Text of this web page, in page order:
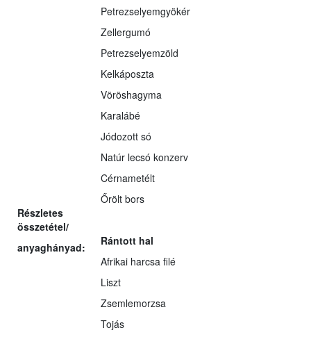
Részletes
összetétel/
anyaghányad:
Petrezselyemgyökér
Zellergumó
Petrezselyemzöld
Kelkáposzta
Vöröshagyma
Karalábé
Jódozott só
Natúr lecsó konzerv
Cérnametélt
Őrölt bors
Rántott hal
Afrikai harcsa filé
Liszt
Zsemlemorzsa
Tojás